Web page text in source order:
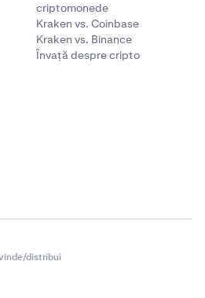
criptomonede
Kraken vs. Coinbase
Kraken vs. Binance
Învață despre cripto
distribui